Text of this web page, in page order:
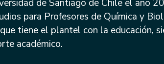
de Santiago de Chile el año
para Profesores de Química y
tiene el plantel con la educación,
académico.